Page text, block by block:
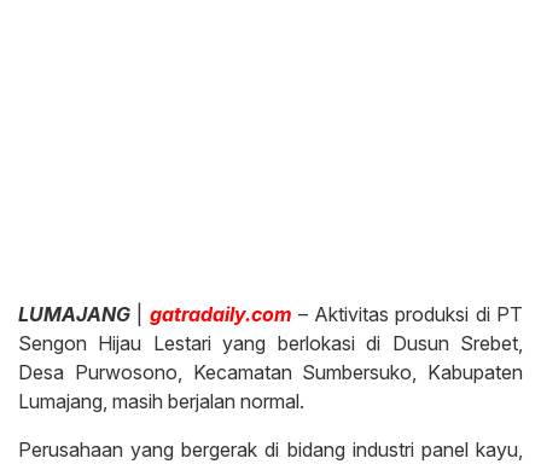
LUMAJANG gatradaily.com – Aktivitas produksi di PT
Sengon Hijau Lestari yang berlokasi di Dusun Srebet,
Desa Purwosono, Kecamatan Sumbersuko, Kabupaten
Lumajang, masih berjalan normal.
Perusahaan yang bergerak di bidang industri panel kayu,